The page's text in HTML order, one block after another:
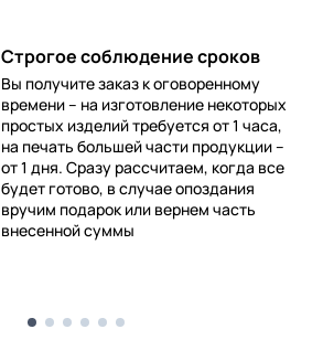
Строгое соблюдение сроков
Вы получите заказ к оговоренному
времени – на изготовление некоторых
простых изделий требуется от 1 часа,
на печать большей части продукции –
от 1 дня. Сразу рассчитаем, когда все
будет готово, в случае опоздания
вручим подарок или вернем часть
внесенной суммы